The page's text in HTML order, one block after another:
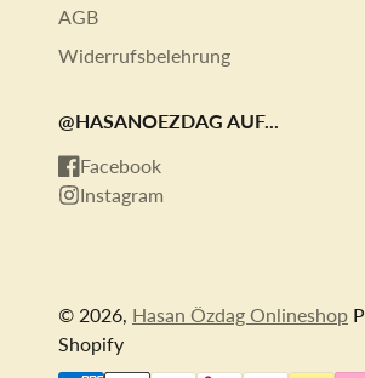
AGB
Widerrufsbelehrung
@HASANOEZDAG AUF...
Facebook
Instagram
© 2026, Hasan Özdag Onlineshop
Shopify